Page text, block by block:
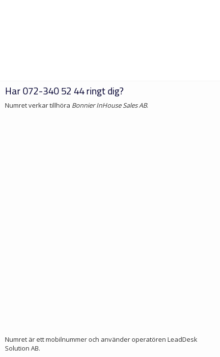
Har072-340 52 44ringt dig?
Numret verkar tillhöra Bonnier InHouse Sales AB.
Numret är ett mobilnummer och använder operatören LeadDesk
Solution AB.